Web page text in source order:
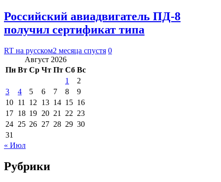
Российский авиадвигатель ПД-8
получил сертификат типа
RT на русском2 месяца спустя 0
Август 2026
Пн Вт Ср Чт Пт Сб Вс
1
2
3
4 5 6 7 8
9
10 11 12 13 14 15 16
17 18 19 20 21 22 23
24 25 26 27 28 29 30
31
« Июл
Рубрики